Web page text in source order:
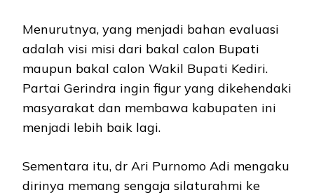
Menurutnya, yang menjadi bahan evaluasi
adalah visi misi dari bakal calon Bupati
maupun bakal calon Wakil Bupati Kediri.
Partai Gerindra ingin figur yang dikehendaki
masyarakat dan membawa kabupaten ini
menjadi lebih baik lagi.
Sementara itu, dr Ari Purnomo Adi mengaku
dirinya memang sengaja silaturahmi ke